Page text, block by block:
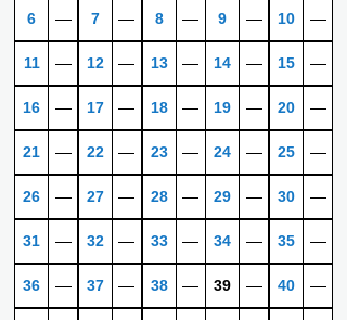
6 ―
11 ―
16 ―
21 ―
26 ―
31 ―
36 ―
7 ―
12 ―
17 ―
22 ―
27 ―
32 ―
37 ―
8 ―
13 ―
18 ―
23 ―
28 ―
33 ―
38 ―
9 ―
14 ―
19 ―
24 ―
29 ―
34 ―
39 ―
10 ―
15 ―
20 ―
25 ―
30 ―
35 ―
40 ―